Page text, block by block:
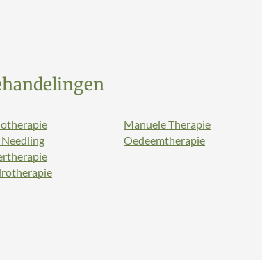
Manuele Therapie
Oedeemtherapie